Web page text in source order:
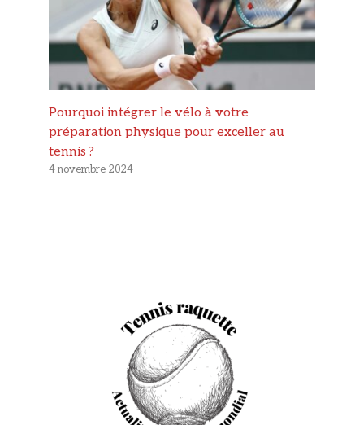
Pourquoi intégrer le vélo à votre
préparation physique pour exceller au
tennis ?
4 novembre 2024